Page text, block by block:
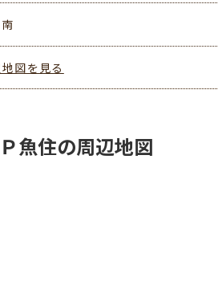
図を見る
魚住の周辺地図